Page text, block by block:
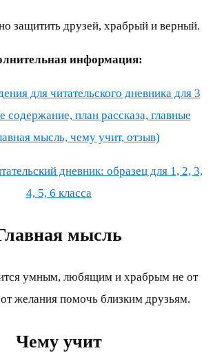
защитить друзей, храбрый и верный.
информация:
для читательского дневника для 3
содержание, план рассказа, главные
мысль, чему учит, отзыв)
дневник: образец для 1, 2, 3,
4, 5, 6 класса
мысль
умным, любящим и храбрым не от
желания помочь близким друзьям.
Чему учит